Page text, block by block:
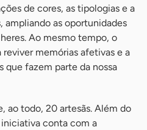
de cores, as tipologias e a
ampliando as oportunidades
Ao mesmo tempo, o
memórias afetivas e a
que fazem parte da nossa
ao todo, 20 artesãs. Além do
conta com a